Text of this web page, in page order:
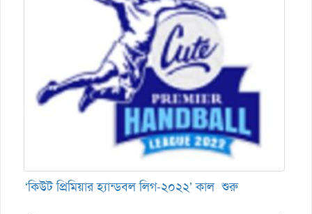
‘কিউট প্রিমিয়ার হ্যান্ডবল লিগ-২০২২’ কাল শুরু